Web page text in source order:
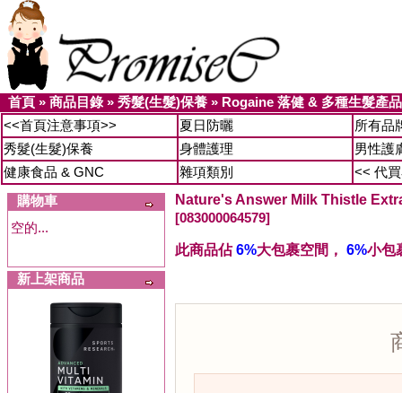
首頁 » 商品目錄» 秀髮(生髮)保養 » Rogaine 落健 & 多種生髮產品
<<首頁注意事項>>
夏日防曬
所有品
秀髮(生髮)保養
身體護理
男性護
健康食品 & GNC
雜項類別
<< 代
購物車
空的...
新上架商品
Nature's Answer Milk Thistle
[083000064579]
此商品佔6%大包裹空間， 6%小包